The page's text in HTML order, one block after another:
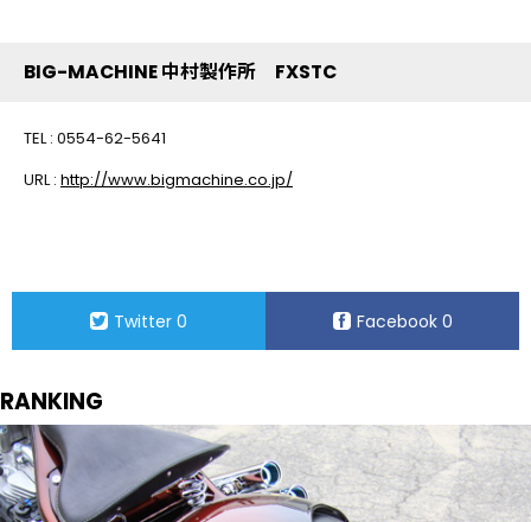
BIG-MACHINE 中村製作所 FXSTC
TEL : 0554-62-5641
URL : http://www.bigmachine.co.jp/
Twitter 0 Facebook 0
RANKING